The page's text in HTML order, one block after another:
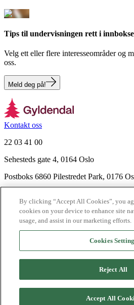
Tips til undervisningen rett i
Velg ett eller flere interesseområder og
oss.
Meld deg på!
Kontakt oss
22 03 41 00
Sehesteds gate 4, 0164 Oslo
Postboks 6860 Pilestredet Park, 0176
Nyhetsbrev
Ledige stillinger
Send inn manus
Agency
By clicking “Accept All Cookies”, you
cookies on your device to enhance site
usage, and assist in our marketing efforts.
Cookies
Reject All
Accept All